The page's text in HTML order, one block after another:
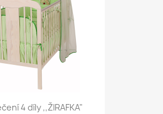
4 díly ,,ŽIRAFKA"